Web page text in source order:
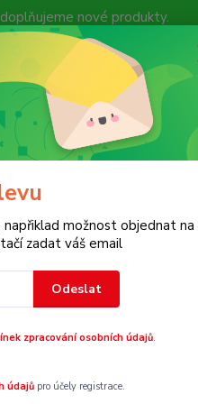
nové produkty.
Hledat
rady? Zavolejte. + 420 773
možnost objednat na
zadat váš email
Odeslat
zpracování osobních údajů.
údajůpro účely registrace.